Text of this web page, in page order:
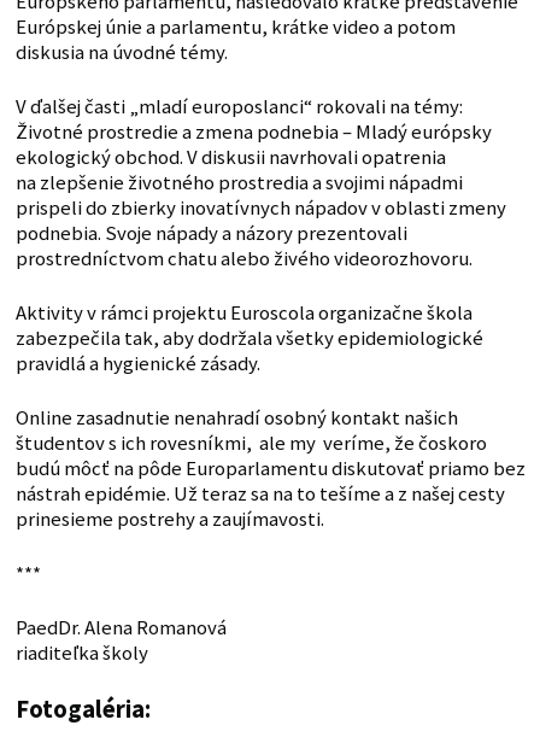
Európskej únie a parlamentu, krátke video a potom
diskusia na úvodné témy.
V ďalšej časti „mladí europoslanci“ rokovali na témy:
Životné prostredie a zmena podnebia – Mladý európsky
ekologický obchod. V diskusii navrhovali opatrenia
na zlepšenie životného prostredia a svojimi nápadmi
prispeli do zbierky inovatívnych nápadov v oblasti zmeny
podnebia. Svoje nápady a názory prezentovali
prostredníctvom chatu alebo živého videorozhovoru.
Aktivity v rámci projektu Euroscola organizačne škola
zabezpečila tak, aby dodržala všetky epidemiologické
pravidlá a hygienické zásady.
Online zasadnutie nenahradí osobný kontakt našich
študentov s ich rovesníkmi, ale my veríme, že čoskoro
budú môcť na pôde Europarlamentu diskutovať priamo bez
nástrah epidémie. Už teraz sa na to tešíme a z našej cesty
prinesieme postrehy a zaujímavosti.
***
PaedDr. Alena Romanová
riaditeľka školy
Fotogaléria: